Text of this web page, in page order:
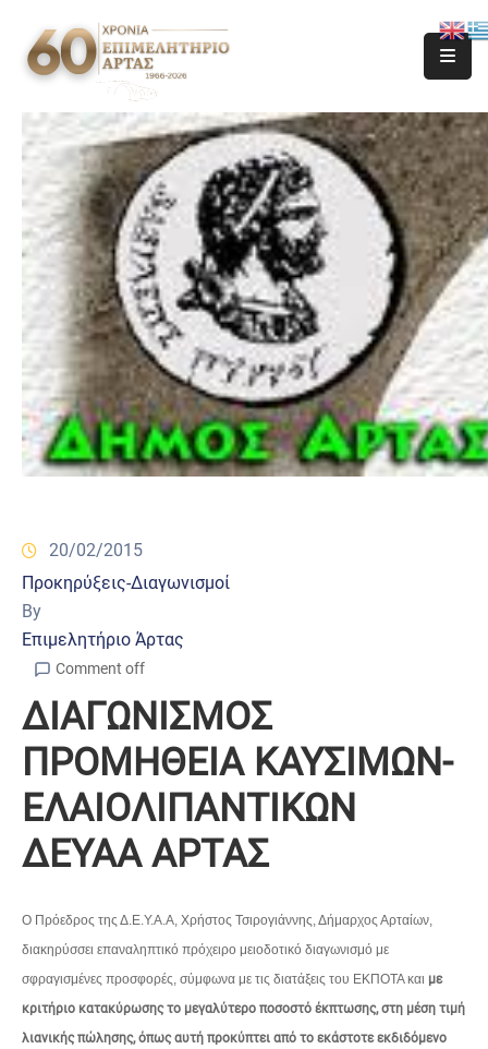
20/02/2015
Προκηρύξεις-Διαγωνισμοί
By
Επιμελητήριο Άρτας
Comment off
ΔΙΑΓΩΝΙΣΜΟΣ
ΠΡΟΜΗΘΕΙΑ ΚΑΥΣΙΜΩΝ-
ΕΛAΙΟΛΙΠΑΝΤΙΚΩΝ
ΔΕΥΑΑ ΑΡΤΑΣ
Ο Πρόεδρος της Δ.Ε.Υ.Α.Α, Χρήστος Τσιρογιάννης, Δήμαρχος Αρταίων,
διακηρύσσει επαναληπτικό πρόχειρο μειοδοτικό διαγωνισμό με
σφραγισμένες προσφορές, σύμφωνα με τις διατάξεις του ΕΚΠΟΤΑ και με
κριτήριο κατακύρωσης το μεγαλύτερο ποσοστό έκπτωσης, στη μέση τιμή
λιανικής πώλησης, όπως αυτή προκύπτει από το εκάστοτε εκδιδόμενο